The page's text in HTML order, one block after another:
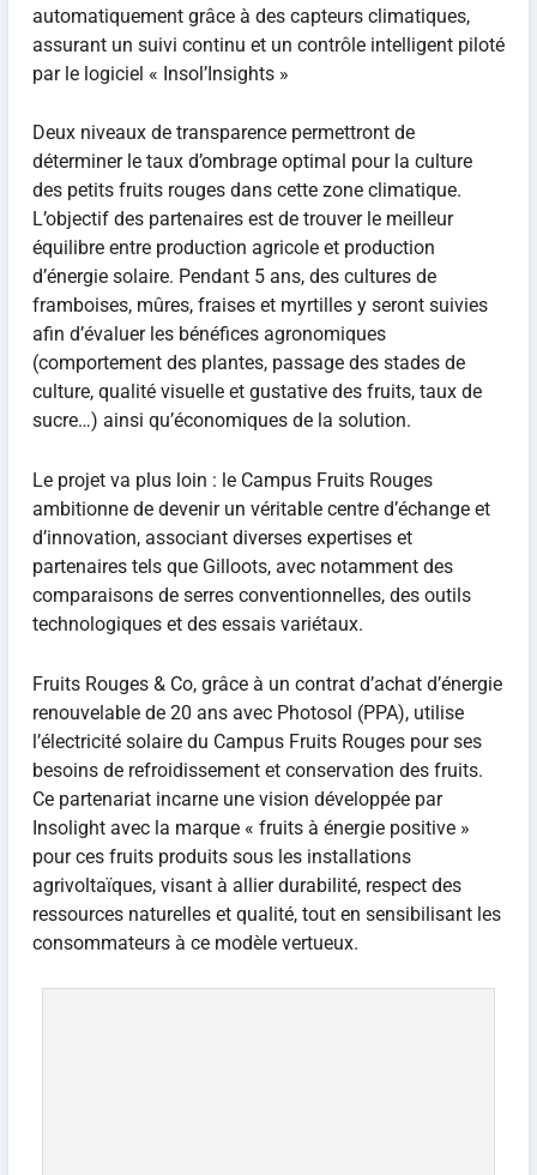
automatiquement grâce à des capteurs climatiques,
assurant un suivi continu et un contrôle intelligent piloté
par le logiciel « Insol’Insights »
Deux niveaux de transparence permettront de
déterminer le taux d’ombrage optimal pour la culture
des petits fruits rouges dans cette zone climatique.
L’objectif des partenaires est de trouver le meilleur
équilibre entre production agricole et production
d’énergie solaire. Pendant 5 ans, des cultures de
framboises, mûres, fraises et myrtilles y seront suivies
afin d’évaluer les bénéfices agronomiques
(comportement des plantes, passage des stades de
culture, qualité visuelle et gustative des fruits, taux de
sucre…) ainsi qu’économiques de la solution.
Le projet va plus loin : le Campus Fruits Rouges
ambitionne de devenir un véritable centre d’échange et
d’innovation, associant diverses expertises et
partenaires tels que Gilloots, avec notamment des
comparaisons de serres conventionnelles, des outils
technologiques et des essais variétaux.
Fruits Rouges & Co, grâce à un contrat d’achat d’énergie
renouvelable de 20 ans avec Photosol (PPA), utilise
l’électricité solaire du Campus Fruits Rouges pour ses
besoins de refroidissement et conservation des fruits.
Ce partenariat incarne une vision développée par
Insolight avec la marque « fruits à énergie positive »
pour ces fruits produits sous les installations
agrivoltaïques, visant à allier durabilité, respect des
ressources naturelles et qualité, tout en sensibilisant les
consommateurs à ce modèle vertueux.